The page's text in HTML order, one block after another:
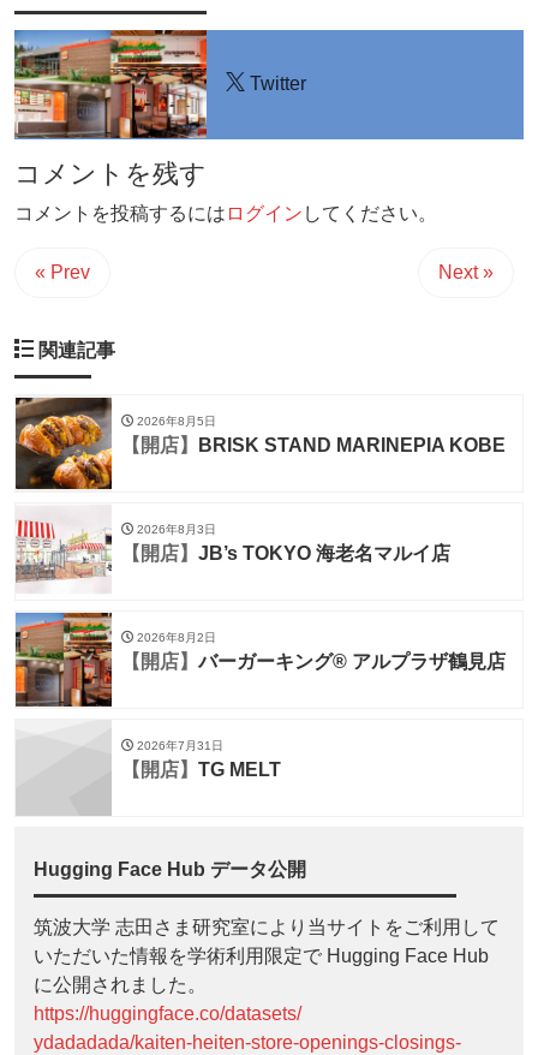
Twitter
コメントを残す
コメントを投稿するには ログイン してください。
« Prev Next »
関連記事
2026年8月5日
【開店】 BRISK STAND MARINEPIA KOBE
2026年8月3日
【開店】 JB’s TOKYO 海老名マルイ店
2026年8月2日
【開店】バーガーキング® アルプラザ鶴見店
2026年7月31日
【開店】 TG MELT
Hugging Face Hub データ公開
筑波大学 志田さま研究室により当サイトをご利用して
いただいた情報を学術利用限定で Hugging Face Hub
に公開されました。
https://huggingface.co/datasets/
ydadadada/kaiten-heiten-store-openings-closings-